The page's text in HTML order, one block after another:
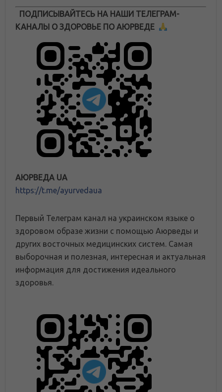
ПОДПИСЫВАЙТЕСЬ НА НАШИ ТЕЛЕГРАМ-
КАНАЛЫ О ЗДОРОВЬЕ ПО АЮРВЕДЕ
АЮРВЕДА UA
https://t.me/ayurvedaua
Первый Телеграм канал на украинском языке о
здоровом образе жизни с помощью Аюрведы и
других восточных медицинских систем. Самая
выборочная и полезная, интересная и актуальная
информация для достижения идеального
здоровья.